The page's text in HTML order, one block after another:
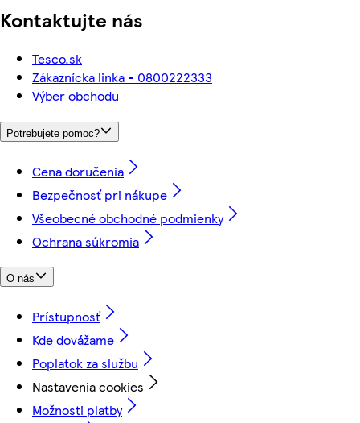
Kontaktujte nás
Tesco.sk
Zákaznícka linka - 0800222333
Výber obchodu
Potrebujete pomoc?
Cena doručenia
Bezpečnosť pri nákupe
Všeobecné obchodné podmienky
Ochrana súkromia
O nás
Prístupnosť
Kde dovážame
Poplatok za službu
Nastavenia cookies
Možnosti platby